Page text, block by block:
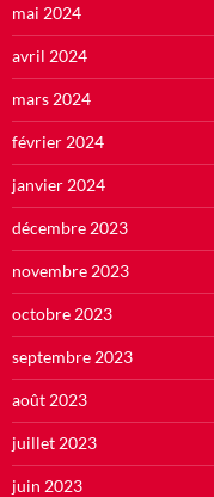
mai 2024
avril 2024
mars 2024
février 2024
janvier 2024
décembre 2023
novembre 2023
octobre 2023
septembre 2023
août 2023
juillet 2023
juin 2023